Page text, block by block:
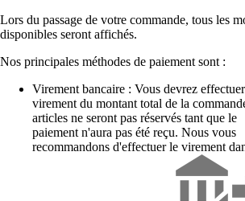
Lors du passage de votre commande, tous les
disponibles seront affichés.
Nos principales méthodes de paiement sont :
Virement bancaire : Vous devrez
virement du montant total de la
articles ne seront pas réservés tant que le
paiement n'aura pas été reçu. Nous vous
recommandons d'effectuer le virement